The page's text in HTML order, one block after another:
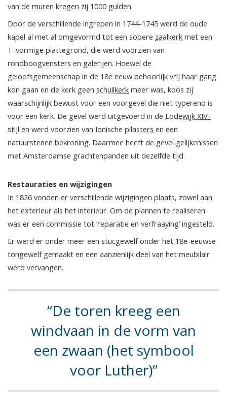
van de muren kregen zij 1000 gulden.
Door de verschillende ingrepen in 1744-1745 werd de oude
kapel al met al omgevormd tot een sobere zaalkerk met een
T-vormige plattegrond, die werd voorzien van
rondboogvensters en galerijen. Hoewel de
geloofsgemeenschap in de 18e eeuw behoorlijk vrij haar gang
kon gaan en de kerk geen schuilkerk meer was, koos zij
waarschijnlijk bewust voor een voorgevel die niet typerend is
voor een kerk. De gevel werd uitgevoerd in de Lodewijk XIV-
stijl en werd voorzien van Ionische pilasters en een
natuurstenen bekroning. Daarmee heeft de gevel gelijkenissen
met Amsterdamse grachtenpanden uit dezelfde tijd.
Restauraties en wijzigingen
In 1826 vonden er verschillende wijzigingen plaats, zowel aan
het exterieur als het interieur. Om de plannen te realiseren
was er een commissie tot ‘reparatie en verfraaying’ ingesteld.
Er werd er onder meer een stucgewelf onder het 18e-eeuwse
tongewelf gemaakt en een aanzienlijk deel van het meubilair
werd vervangen.
De toren kreeg een
windvaan in de vorm van
een zwaan (het symbool
voor Luther)